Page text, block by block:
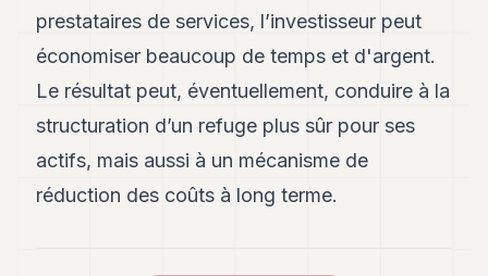
prestataires de services, l’investisseur peut
économiser beaucoup de temps et d'argent.
Le résultat peut, éventuellement, conduire à la
structuration d’un refuge plus sûr pour ses
actifs, mais aussi à un mécanisme de
réduction des coûts à long terme.